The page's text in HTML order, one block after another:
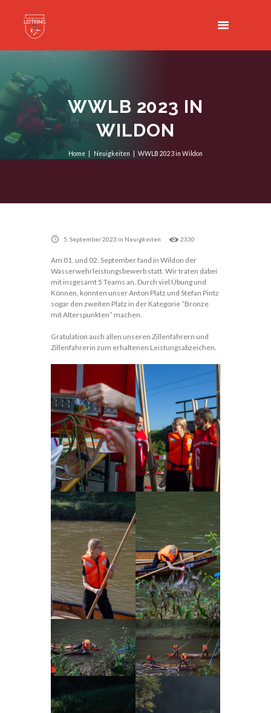
WWLB 2023 IN
WILDON
Home Neuigkeiten WWLB 2023 in Wildon
5. September 2023 in Neuigkeiten 2330
Am 01. und 02. September fand in Wildon der
Wasserwehrleistungsbewerb statt. Wir traten dabei
mit insgesamt 5 Teams an. Durch viel Übung und
Können, konnten unser Anton Platz und Stefan Pintz
sogar den zweiten Platz in der Kategorie “Bronze
mit Alterspunkten” machen.
Gratulation auch allen unseren Zillenfahrern und
Zillenfahrerin zum erhaltenen Leistungsabzeichen.